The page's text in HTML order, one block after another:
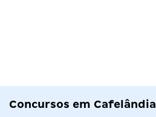
Concursos em Cafelândia